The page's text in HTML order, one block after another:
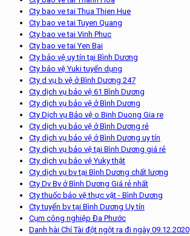
Cty bao ve tai Thua Thien Hue
Cty bao ve tai Tuyen Quang
Cty bao ve tai Vinh Phuc
Cty bao ve tai Yen Bai
Cty bảo vệ uy tín tại Bình Dương
Cty bảo vệ Yuki tuyển dụng
Cty d vụ b vệ ở Bình Dương 247
Cty dịch vụ bảo vệ 61 Bình Dương
Cty dịch vụ bảo vệ ở Bình Dương
Cty Dịch vụ Bảo vệ o Binh Duong Gia re
Cty dịch vụ bảo vệ ở Bình Dương rẻ
Cty dịch vụ bảo vệ ở Bình Dương uy tín
Cty dịch vụ bảo vệ tại Bình Dương giá rẻ
Cty dịch vụ bảo vệ Yuky thật
Cty dịch vụ bv tại Bình Dương chất lượng
Cty Dv Bv ở Bình Dương Giá rẻ nhất
Cty thuốc bảo vệ thực vật - Bình Dương
Cty tuyển bv tại Bình Dương Uy tín
Cụm công nghiệp Đa Phước
Danh hài Chí Tài đột ngột ra đi ngày 09.12.2020